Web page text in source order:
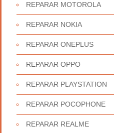
REPARAR MOTOROLA
REPARAR NOKIA
REPARAR ONEPLUS
REPARAR OPPO
REPARAR PLAYSTATION
REPARAR POCOPHONE
REPARAR REALME